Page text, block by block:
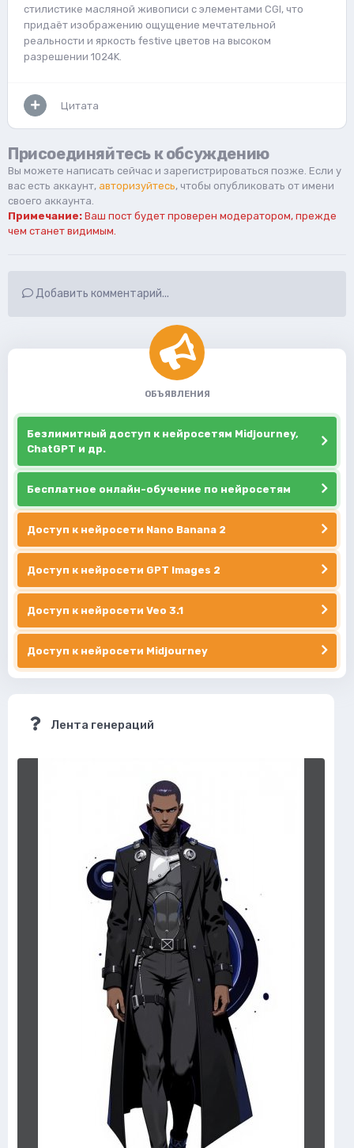
стилистике масляной живописи с элементами CGI, что
придаёт изображению ощущение мечтательной
реальности и яркость festive цветов на высоком
разрешении 1024K.
Цитата
Присоединяйтесь к обсуждению
Вы можете написать сейчас и зарегистрироваться позже. Если у
вас есть аккаунт, авторизуйтесь, чтобы опубликовать от имени
своего аккаунта.
Примечание: Ваш пост будет проверен модератором, прежде
чем станет видимым.
Добавить комментарий...
ОБЪЯВЛЕНИЯ
Безлимитный доступ к нейросетям Midjourney,
ChatGPT и др.
Бесплатное онлайн-обучение по нейросетям
Доступ к нейросети Nano Banana 2
Доступ к нейросети GPT Images 2
Доступ к нейросети Veo 3.1
Доступ к нейросети Midjourney
Лента генераций